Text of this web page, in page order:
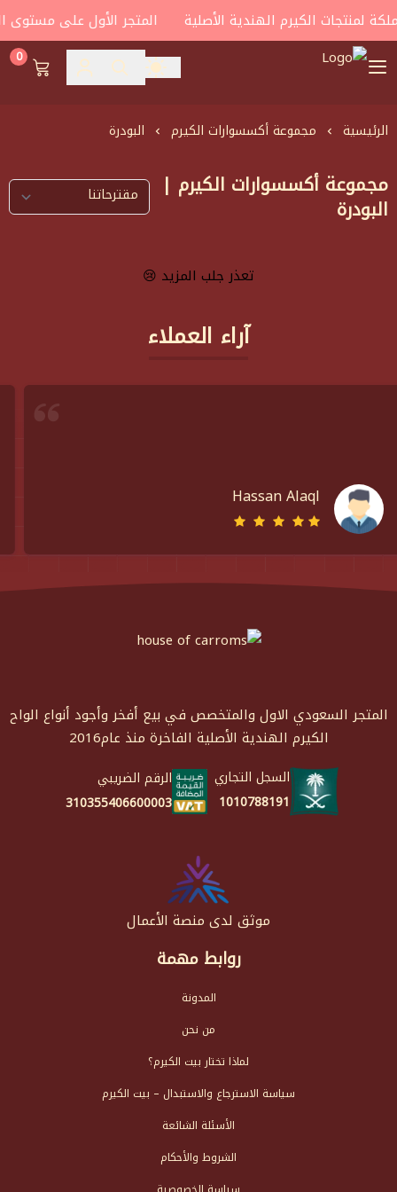
لمنتجات الكيرم الهندية الأصلية المتجر الأول على مستوى
0
الرئيسية مجموعة أكسسوارات الكيرم البودرة
مجموعة أكسسوارات الكيرم |
البودرة
تعذر جلب المزيد 😢
آراء العملاء
روابط مهمة
المدونة
من نحن
لماذا تختار بيت الكيرم؟
سياسة الاسترجاع والاستبدال – بيت الكيرم
الأسئلة الشائعة
الشروط والأحكام
المتجر السعودي الاول والمتخصص في بيع أفخر وأجود أنواع الواح
الكيرم الهندية الأصلية الفاخرة منذ عام2016
السجل التجاري
1010788191
الرقم الضريبي
310355406600003
موثق لدى منصة الأعمال